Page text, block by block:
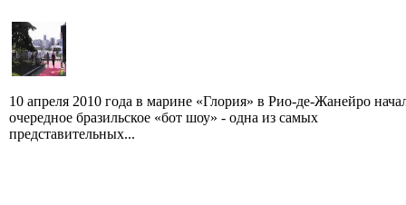
10 апреля 2010 года в марине «Глория» в Рио-де-Жанейро
очередное бразильское «бот шоу» - одна из самых
представительных...